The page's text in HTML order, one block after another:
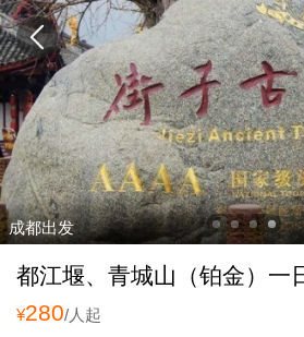
成都出发
都江堰、青城山（铂金）一
¥280/人起